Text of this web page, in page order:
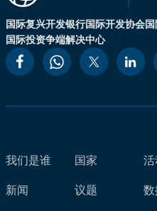
国际复兴开发银行国际开发协会
国际投资争端解决中心
我们是谁
新闻
国家
议题